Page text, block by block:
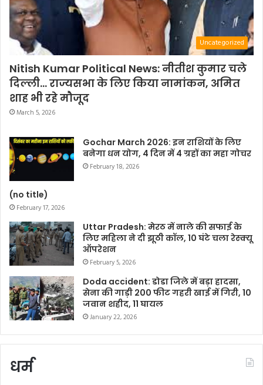
Uncategorized
Nitish Kumar Political News: नीतीश कुमार चले
दिल्ली… राज्यसभा के लिए किया नामांकन, अमित
शाह भी रहे मौजूद
March 5, 2026
Gochar March 2026: इन राशियों के लिए
बनेगा धन योग, 4 दिन में 4 ग्रहों का महा गोचर
February 18, 2026
(no title)
February 17, 2026
Uttar Pradesh: मेरठ में नाले की सफाई के
लिए महिला ने दी झूठी कॉल, 10 घंटे चला रेस्क्यू
ऑपरेशन
February 5, 2026
Doda accident: डोडा जिले में बड़ा हादसा,
सेना की गाड़ी 200 फीट गहरी खाई में गिरी, 10
जवान शहीद, 11 घायल
January 22, 2026
धर्म